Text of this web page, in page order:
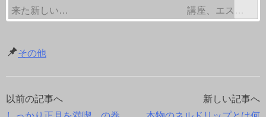
来た新しい…
講座、エス…
その他
投
以前の記事へ
新しい記事へ